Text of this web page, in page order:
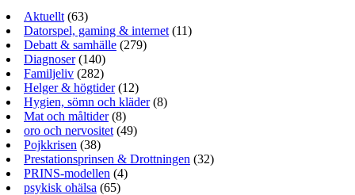
Aktuellt (63)
Datorspel, gaming & internet (11)
Debatt & samhälle (279)
Diagnoser(140)
Familjeliv (282)
Helger & högtider(12)
Hygien, sömn och kläder(8)
Mat och måltider(8)
oro och nervositet (49)
Pojkkrisen (38)
Prestationsprinsen & Drottningen (32)
PRINS-modellen (4)
psykisk ohälsa (65)